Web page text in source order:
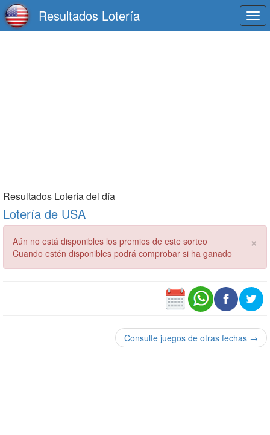
Resultados Lotería
Resultados Lotería del día
Lotería de USA
×
Aún no está disponibles los premios de este sorteo
Cuando estén disponibles podrá comprobar si ha ganado
Consulte juegos de otras fechas →